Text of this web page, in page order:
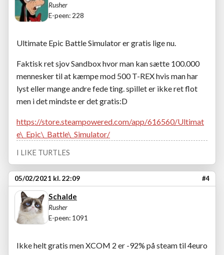
Rusher
E-peen: 228
Ultimate Epic Battle Simulator er gratis lige nu.
Faktisk ret sjov Sandbox hvor man kan sætte 100.000
mennesker til at kæmpe mod 500 T-REX hvis man har
lyst eller mange andre fede ting. spillet er ikke ret flot
men i det mindste er det gratis:D
https://store.steampowered.com/app/616560/Ultimat
e\_Epic\_Battle\_Simulator/
I LIKE TURTLES
05/02/2021 kl. 22:09 #4
Schalde
Rusher
E-peen: 1091
Ikke helt gratis men XCOM 2 er -92% på steam til 4euro